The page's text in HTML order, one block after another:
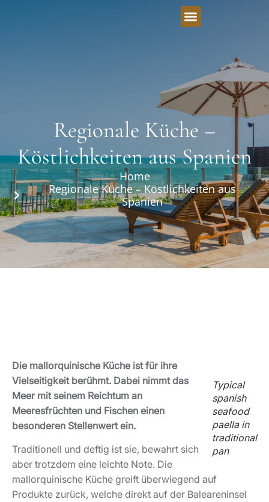
Regionale Küche –
Köstlichkeiten aus Spanien
Home
Regionale Küche – Köstlichkeiten aus
Spanien
Typical
spanish
seafood
paella in
traditional
pan
Die mallorquinische Küche ist für ihre
Vielseitigkeit berühmt. Dabei nimmt das
Meer mit seinem Reichtum an
Meeresfrüchten und Fischen einen
besonderen Stellenwert ein.
Traditionell und deftig ist sie, bewahrt sich
aber trotzdem eine leichte Note. Die
mallorquinische Küche greift überwiegend auf
Produkte zurück, welche direkt auf der Baleareninsel